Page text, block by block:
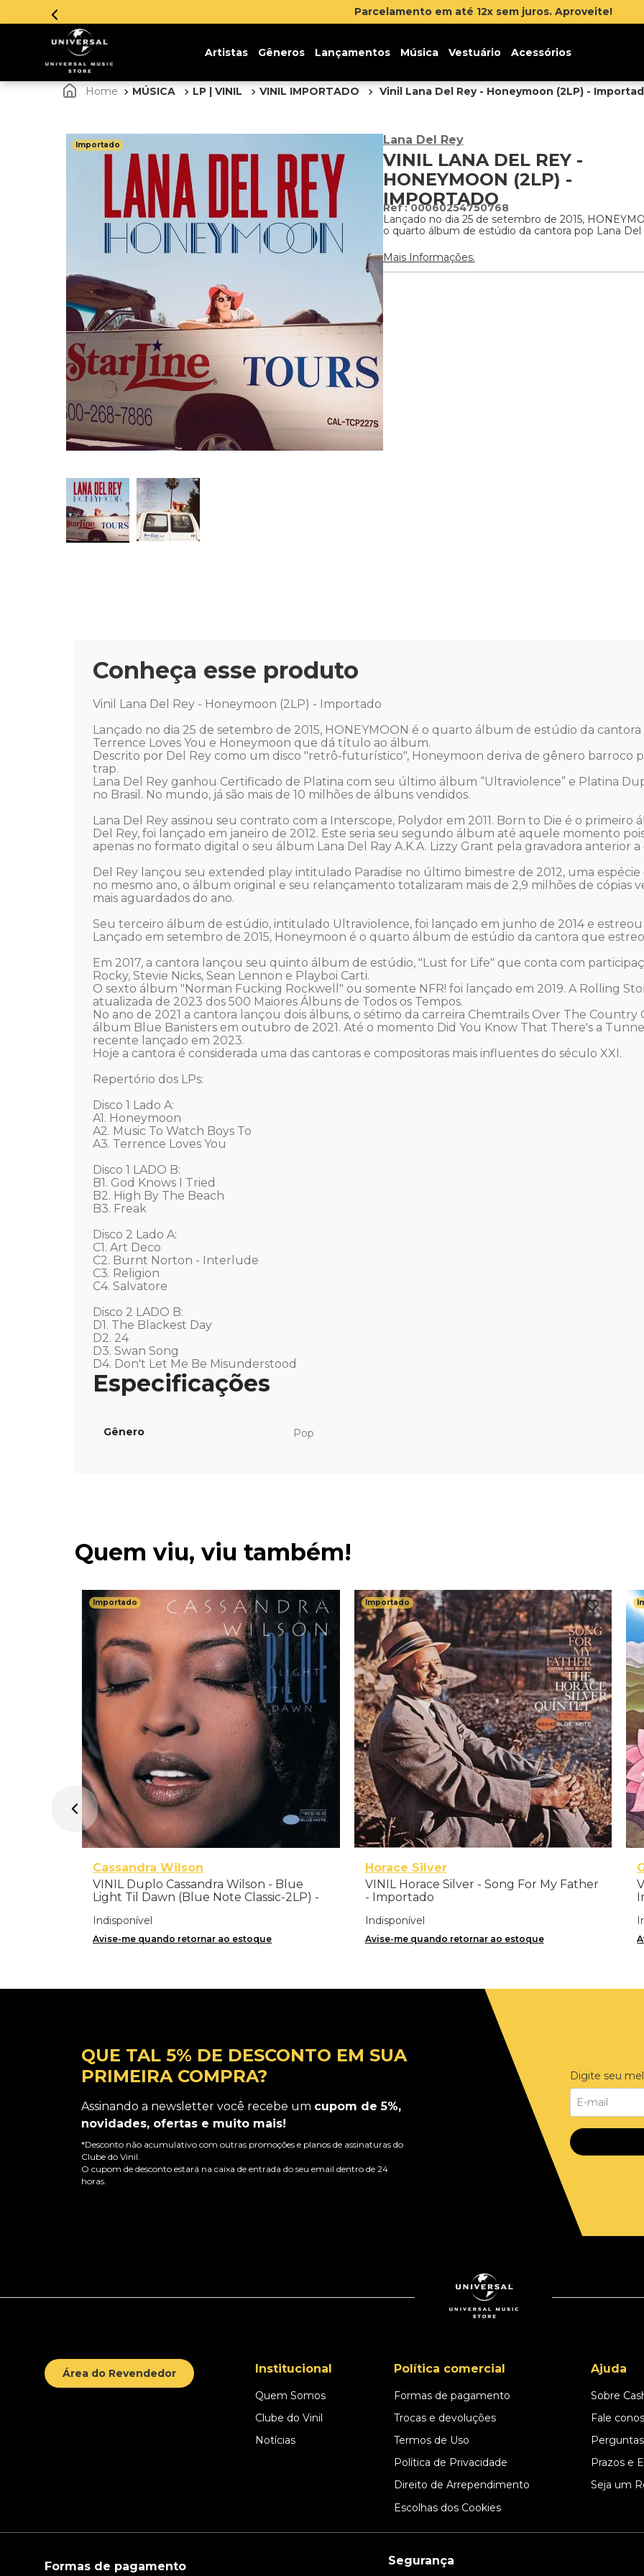
Inscreva-se na newsletter e ganhe 5% de
Artistas Gêneros Lançamentos Música Vestuário Acessórios
MÚSICA LP | VINIL VINIL IMPORTADO Vinil Lana Del Rey - Honeymoon (2LP) -
Importado Lana Del Rey
VINIL LANA DEL REY -
HONEYMOON (2LP) -
IMPORTADO
:00060254750768
Lançado no dia 25 de setembro de 2015,
o quarto álbum de estúdio da cantora pop Lana Del
Mais Informações.
Conheça esse produto
Vinil Lana Del Rey - Honeymoon (2LP) - Importado
Lançado no dia 25 de setembro de 2015, HONEYMOON é o quarto álbum de estúdio da
Terrence Loves You e Honeymoon que dá título ao álbum.
Descrito por Del Rey como um disco "retrô-futurístico", Honeymoon deriva de gênero barroco
trap.
Lana Del Rey ganhou Certificado de Platina com seu último álbum “Ultraviolence” e Platina
no Brasil. No mundo, já são mais de 10 milhões de álbuns vendidos.
Lana Del Rey assinou seu contrato com a Interscope, Polydor em 2011. Born to Die é o primeiro
Del Rey, foi lançado em janeiro de 2012. Este seria seu segundo álbum até aquele momento
apenas no formato digital o seu álbum Lana Del Ray A.K.A. Lizzy Grant pela gravadora anterior
Del Rey lançou seu extended play intitulado Paradise no último bimestre de 2012, uma
no mesmo ano, o álbum original e seu relançamento totalizaram mais de 2,9 milhões de cópias
mais aguardados do ano.
Seu terceiro álbum de estúdio, intitulado Ultraviolence, foi lançado em junho de 2014 e estreou
Lançado em setembro de 2015, Honeymoon é o quarto álbum de estúdio da cantora que
Em 2017, a cantora lançou seu quinto álbum de estúdio, "Lust for Life" que conta com
Rocky, Stevie Nicks, Sean Lennon e Playboi Carti.
O sexto álbum "Norman Fucking Rockwell" ou somente NFR! foi lançado em 2019. A Rolling
atualizada de 2023 dos 500 Maiores Álbuns de Todos os Tempos.
No ano de 2021 a cantora lançou dois álbuns, o sétimo da carreira Chemtrails Over The
álbum Blue Banisters em outubro de 2021. Até o momento Did You Know That There's a
recente lançado em 2023.
Hoje a cantora é considerada uma das cantoras e compositoras mais influentes do século XXI.
Repertório dos LPs:
Disco 1 Lado A:
A1. Honeymoon
A2. Music To Watch Boys To
A3. Terrence Loves You
Disco 1 LADO B:
B1. God Knows I Tried
B2. High By The Beach
B3. Freak
Disco 2 Lado A:
C1. Art Deco
C2. Burnt Norton - Interlude
C3. Religion
C4. Salvatore
Disco 2 LADO B:
D1. The Blackest Day
D2. 24
D3. Swan Song
D4. Don't Let Me Be Misunderstood
Gênero Pop
Quem viu, viu também!
Importado
Cassandra Wilson
VINIL Duplo Cassandra Wilson - Blue
Light Til Dawn (Blue Note Classic-2LP) -
Indisponível
Avise-me quando retornar ao estoque
Importado
Horace Silver
VINIL Horace Silver - Song For My Father
- Importado
Indisponível
Avise-me quando retornar ao estoque
QUE TAL 5% DE DESCONTO EM SUA
PRIMEIRA COMPRA?
Assinando a newsletter você recebe um cupom de 5%,
novidades, ofertas e muito mais!
*Desconto não acumulativo com outras promoções e planos de assinaturas do
Clube do Vinil.
O cupom de desconto estará na caixa de entrada do seu email dentro de 24
horas.
Digite seu
Área do Revendedor Institucional
Quem Somos
Clube do Vinil
Notícias
Política comercial
Formas de pagamento
Trocas e devoluções
Termos de Uso
Política de Privacidade
Direito de Arrependimento
Escolhas dos Cookies
Ajuda
Sobre
Fale
Prazos e
Seja um
Formas de pagamento Segurança